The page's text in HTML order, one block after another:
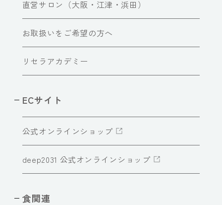
直営サロン（大阪・江津・浜田）
お取扱いをご希望の方へ
リセラアカデミー
ECサイト
公式オンラインショップ
deep2031 公式オンラインショップ
食関連